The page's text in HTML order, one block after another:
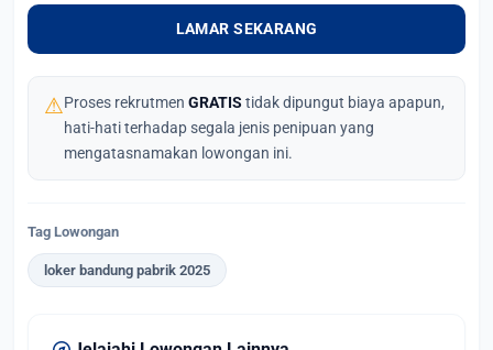
LAMAR SEKARANG
⚠Proses rekrutmen GRATIS tidak dipungut biaya apapun,
hati-hati terhadap segala jenis penipuan yang
mengatasnamakan lowongan ini.
Tag Lowongan
loker bandung pabrik 2025